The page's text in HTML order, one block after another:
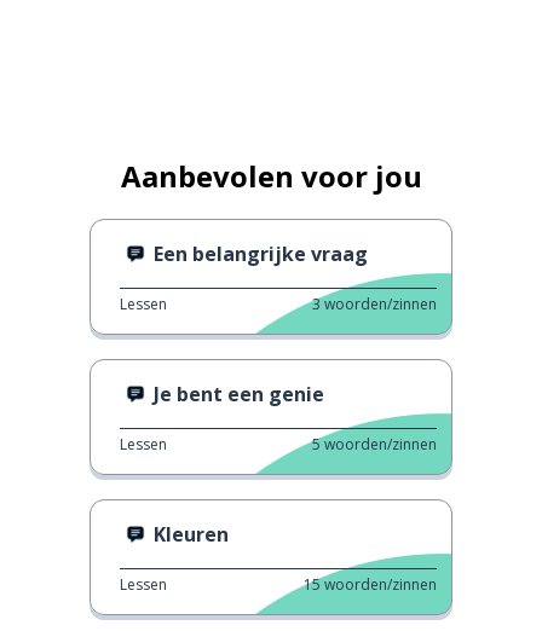
Aanbevolen voor jou
Een belangrijke vraag
Lessen 3woorden/zinnen
Je bent een genie
Lessen 5woorden/zinnen
Kleuren
Lessen 15woorden/zinnen